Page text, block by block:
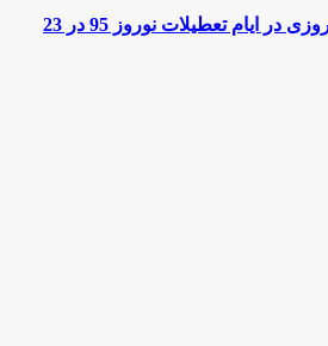
اجرای قرائت خانه های نوروزی در ایام تعطیلات نوروز 95 در 23